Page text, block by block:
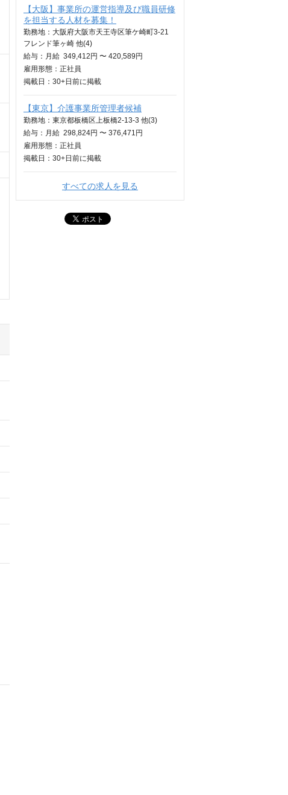
【大阪】事業所の運営指導及び職員研修
を担当する人材を募集！
勤務地：大阪府大阪市天王寺区筆ケ崎町3-21
フレンド筆ヶ崎 他(4)
給与： 月給 349,412円 〜 420,589円
雇用形態：正社員
掲載日： 30+日 前に掲載
【東京】介護事業所管理者候補
勤務地：東京都板橋区上板橋2-13-3 他(3)
給与： 月給 298,824円 〜 376,471円
雇用形態：正社員
掲載日： 30+日 前に掲載
すべての求人を見る